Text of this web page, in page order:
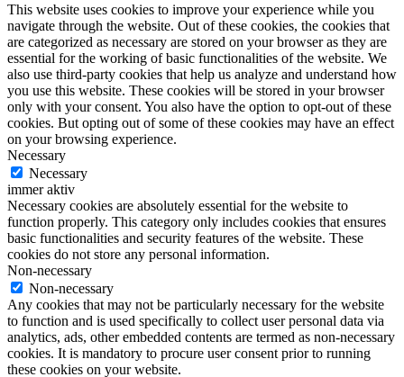
This website uses cookies to improve your experience while you
navigate through the website. Out of these cookies, the cookies that
are categorized as necessary are stored on your browser as they are
essential for the working of basic functionalities of the website. We
also use third-party cookies that help us analyze and understand how
you use this website. These cookies will be stored in your browser
only with your consent. You also have the option to opt-out of these
cookies. But opting out of some of these cookies may have an effect
on your browsing experience.
Necessary
Necessary
immer aktiv
Necessary cookies are absolutely essential for the website to
function properly. This category only includes cookies that ensures
basic functionalities and security features of the website. These
cookies do not store any personal information.
Non-necessary
Non-necessary
Any cookies that may not be particularly necessary for the website
to function and is used specifically to collect user personal data via
analytics, ads, other embedded contents are termed as non-necessary
cookies. It is mandatory to procure user consent prior to running
these cookies on your website.